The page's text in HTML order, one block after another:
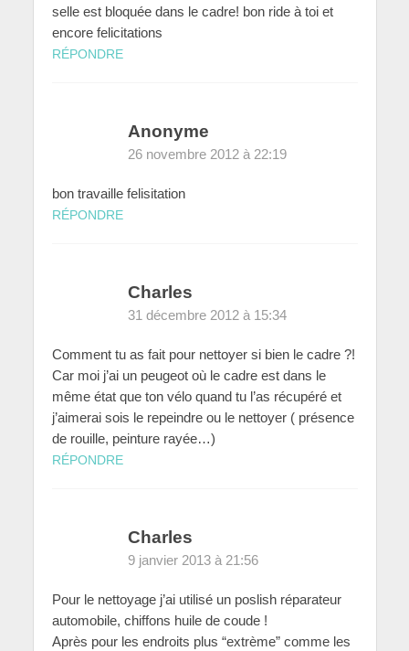
selle est bloquée dans le cadre! bon ride à toi et
encore felicitations
RÉPONDRE
Anonyme
26 novembre 2012 à 22:19
bon travaille felisitation
RÉPONDRE
Charles
31 décembre 2012 à 15:34
Comment tu as fait pour nettoyer si bien le cadre ?!
Car moi j’ai un peugeot où le cadre est dans le
même état que ton vélo quand tu l’as récupéré et
j’aimerai sois le repeindre ou le nettoyer ( présence
de rouille, peinture rayée…)
RÉPONDRE
Charles
9 janvier 2013 à 21:56
Pour le nettoyage j’ai utilisé un poslish réparateur
automobile, chiffons huile de coude !
Après pour les endroits plus “extrème” comme les